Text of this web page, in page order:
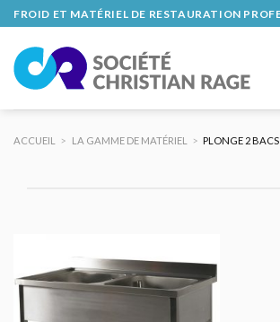
Skip
to
content
FROID ET MATÉRIEL DE RESTAURATION
ACCUEIL > LA GAMME DE MATÉRIEL > PLONGE 2 BACS
AJOUTER
AU DEVIS